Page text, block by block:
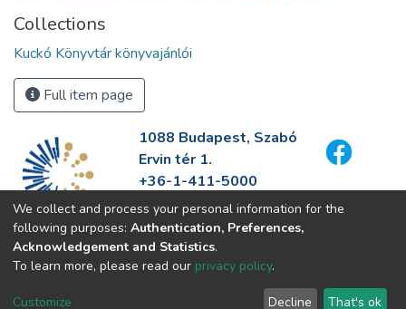
Collections
Kuckó Könyvtár könyvajánlói
Full item page
1088 Budapest, Szabó
Ervin tér 1.
+36-1-411-5000
info@fszek.hu
https://fszek.hu
We collect and process your personal information for the
following purposes: Authentication, Preferences,
Acknowledgement and Statistics.
To learn more, please read our privacy policy.
Customize Decline That's ok